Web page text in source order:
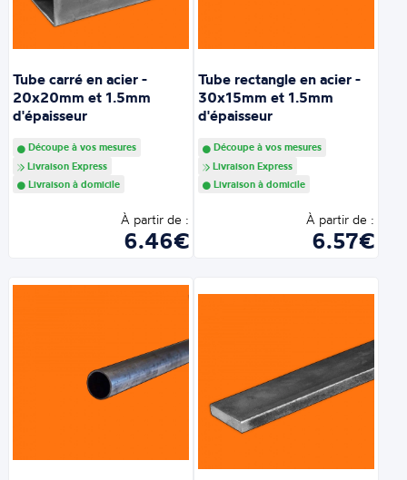
Tube carré en acier -
20x20mm et 1.5mm
d'épaisseur
Découpe à vos mesures
Livraison Express
Livraison à domicile
À partir de :
6.46€
Tube rectangle en acier -
30x15mm et 1.5mm
d'épaisseur
Découpe à vos mesures
Livraison Express
Livraison à domicile
À partir de :
6.57€